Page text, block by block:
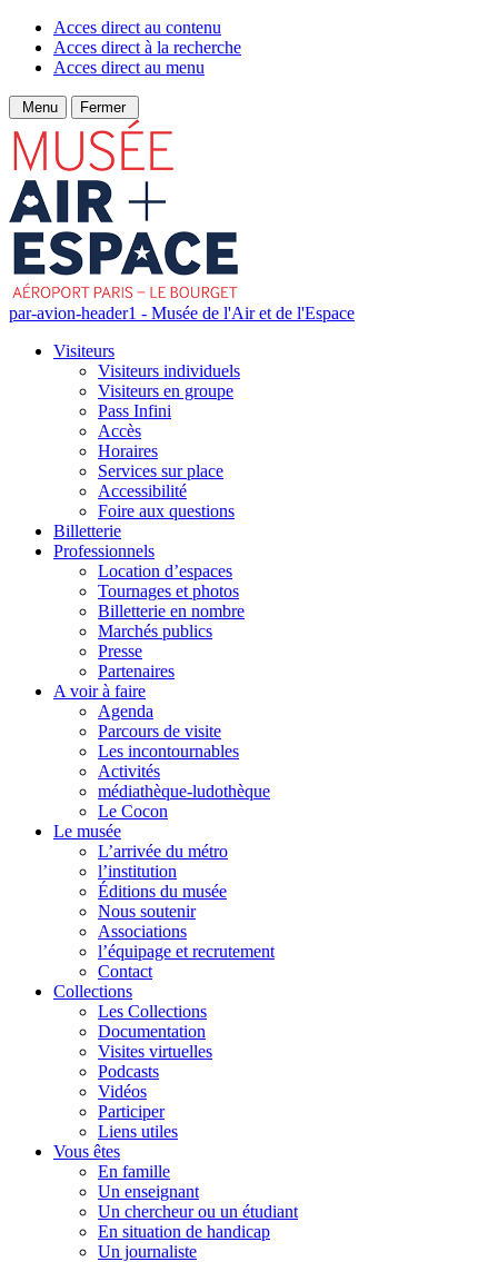
Acces direct au contenu
Acces direct à la recherche
Acces direct au menu
Menu Fermer
par-avion-header1 - Musée de l'Air et de l'Espace
Visiteurs
Visiteurs individuels
Visiteurs en groupe
Pass Infini
Accès
Horaires
Services sur place
Accessibilité
Foire aux questions
Billetterie
Professionnels
Location d’espaces
Tournages et photos
Billetterie en nombre
Marchés publics
Presse
Partenaires
A voir à faire
Agenda
Parcours de visite
Les incontournables
Activités
médiathèque-ludothèque
Le Cocon
Le musée
L’arrivée du métro
l’institution
Éditions du musée
Nous soutenir
Associations
l’équipage et recrutement
Contact
Collections
Les Collections
Documentation
Visites virtuelles
Podcasts
Vidéos
Participer
Liens utiles
Vous êtes
En famille
Un enseignant
Un chercheur ou un étudiant
En situation de handicap
Un journaliste